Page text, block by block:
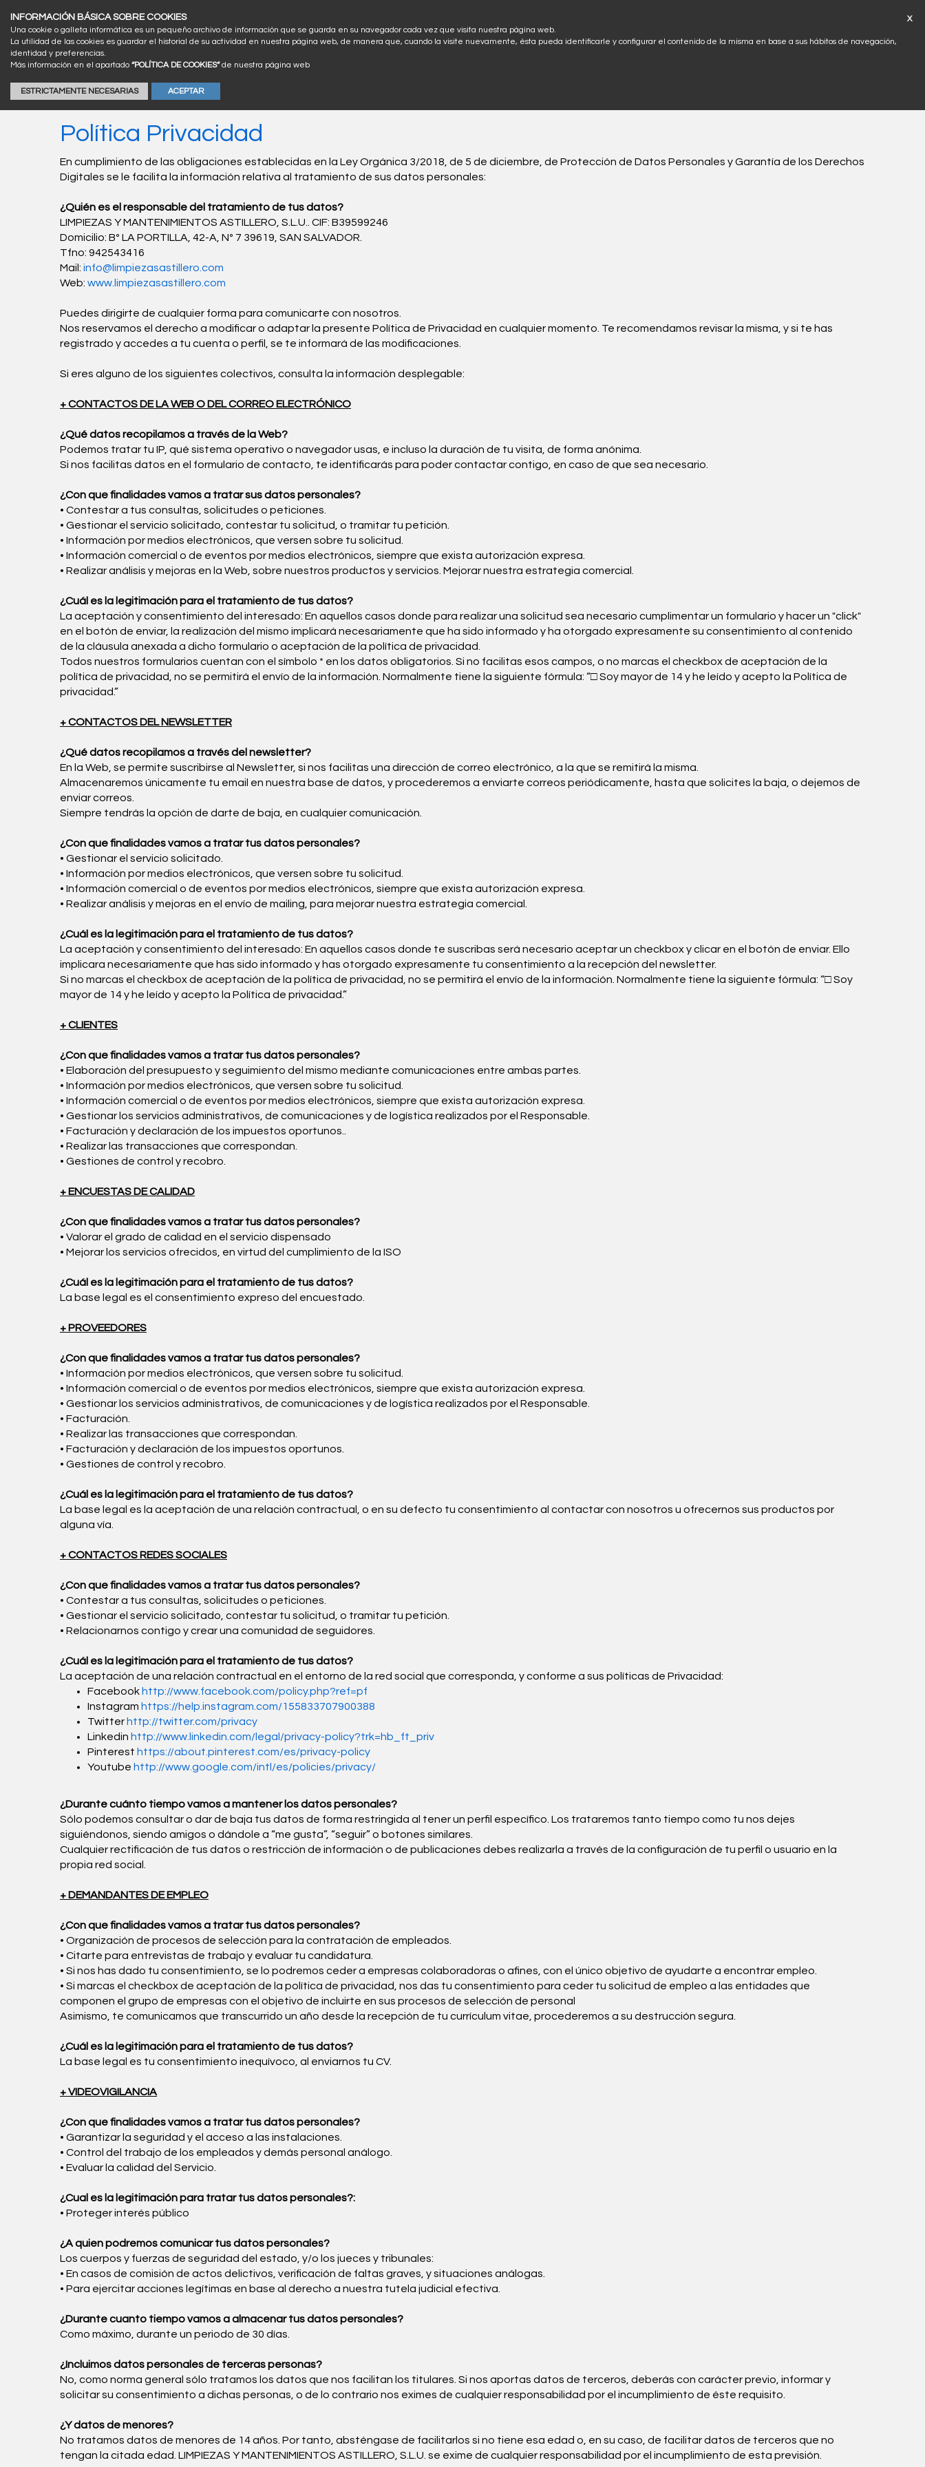
Política Privacidad
En cumplimiento de las obligaciones establecidas en la Ley Orgánica 3/2018, de 5 de diciembre, de Protección de Datos Personales y Garantía de los Derechos
Digitales se le facilita la información relativa al tratamiento de sus datos personales:
¿Quién es el responsable del tratamiento de tus datos?
LIMPIEZAS Y MANTENIMIENTOS ASTILLERO, S.L.U.. CIF: B39599246
Domicilio: Bº LA PORTILLA, 42-A, Nº 7 39619, SAN SALVADOR.
Tfno: 942543416
Mail: info@limpiezasastillero.com
Web: www.limpiezasastillero.com
Puedes dirigirte de cualquier forma para comunicarte con nosotros.
Nos reservamos el derecho a modificar o adaptar la presente Política de Privacidad en cualquier momento. Te recomendamos revisar la misma, y si te has
registrado y accedes a tu cuenta o perfil, se te informará de las modificaciones.
Si eres alguno de los siguientes colectivos, consulta la información desplegable:
+ CONTACTOS DE LA WEB O DEL CORREO ELECTRÓNICO
¿Qué datos recopilamos a través de la Web?
Podemos tratar tu IP, qué sistema operativo o navegador usas, e incluso la duración de tu visita, de forma anónima.
Si nos facilitas datos en el formulario de contacto, te identificarás para poder contactar contigo, en caso de que sea necesario.
¿Con que finalidades vamos a tratar sus datos personales?
• Contestar a tus consultas, solicitudes o peticiones.
• Gestionar el servicio solicitado, contestar tu solicitud, o tramitar tu petición.
• Información por medios electrónicos, que versen sobre tu solicitud.
• Información comercial o de eventos por medios electrónicos, siempre que exista autorización expresa.
• Realizar análisis y mejoras en la Web, sobre nuestros productos y servicios. Mejorar nuestra estrategia comercial.
¿Cuál es la legitimación para el tratamiento de tus datos?
La aceptación y consentimiento del interesado: En aquellos casos donde para realizar una solicitud sea necesario cumplimentar un formulario y hacer un "click"
en el botón de enviar, la realización del mismo implicará necesariamente que ha sido informado y ha otorgado expresamente su consentimiento al contenido
de la cláusula anexada a dicho formulario o aceptación de la política de privacidad.
Todos nuestros formularios cuentan con el símbolo * en los datos obligatorios. Si no facilitas esos campos, o no marcas el checkbox de aceptación de la
política de privacidad, no se permitirá el envío de la información. Normalmente tiene la siguiente fórmula: “□ Soy mayor de 14 y he leído y acepto la Política de
privacidad.”
+ CONTACTOS DEL NEWSLETTER
¿Qué datos recopilamos a través del newsletter?
En la Web, se permite suscribirse al Newsletter, si nos facilitas una dirección de correo electrónico, a la que se remitirá la misma.
Almacenaremos únicamente tu email en nuestra base de datos, y procederemos a enviarte correos periódicamente, hasta que solicites la baja, o dejemos de
enviar correos.
Siempre tendrás la opción de darte de baja, en cualquier comunicación.
¿Con que finalidades vamos a tratar tus datos personales?
• Gestionar el servicio solicitado.
• Información por medios electrónicos, que versen sobre tu solicitud.
• Información comercial o de eventos por medios electrónicos, siempre que exista autorización expresa.
• Realizar análisis y mejoras en el envío de mailing, para mejorar nuestra estrategia comercial.
¿Cuál es la legitimación para el tratamiento de tus datos?
La aceptación y consentimiento del interesado: En aquellos casos donde te suscribas será necesario aceptar un checkbox y clicar en el botón de enviar. Ello
implicara necesariamente que has sido informado y has otorgado expresamente tu consentimiento a la recepción del newsletter.
Si no marcas el checkbox de aceptación de la política de privacidad, no se permitirá el envío de la información. Normalmente tiene la siguiente fórmula: “□ Soy
mayor de 14 y he leído y acepto la Política de privacidad.”
+ CLIENTES
¿Con que finalidades vamos a tratar tus datos personales?
• Elaboración del presupuesto y seguimiento del mismo mediante comunicaciones entre ambas partes.
• Información por medios electrónicos, que versen sobre tu solicitud.
• Información comercial o de eventos por medios electrónicos, siempre que exista autorización expresa.
• Gestionar los servicios administrativos, de comunicaciones y de logística realizados por el Responsable.
• Facturación y declaración de los impuestos oportunos..
• Realizar las transacciones que correspondan.
• Gestiones de control y recobro.
+ ENCUESTAS DE CALIDAD
¿Con que finalidades vamos a tratar tus datos personales?
• Valorar el grado de calidad en el servicio dispensado
• Mejorar los servicios ofrecidos, en virtud del cumplimiento de la ISO
¿Cuál es la legitimación para el tratamiento de tus datos?
La base legal es el consentimiento expreso del encuestado.
+ PROVEEDORES
¿Con que finalidades vamos a tratar tus datos personales?
• Información por medios electrónicos, que versen sobre tu solicitud.
• Información comercial o de eventos por medios electrónicos, siempre que exista autorización expresa.
• Gestionar los servicios administrativos, de comunicaciones y de logística realizados por el Responsable.
• Facturación.
• Realizar las transacciones que correspondan.
• Facturación y declaración de los impuestos oportunos.
• Gestiones de control y recobro.
¿Cuál es la legitimación para el tratamiento de tus datos?
La base legal es la aceptación de una relación contractual, o en su defecto tu consentimiento al contactar con nosotros u ofrecernos sus productos por
alguna vía.
+ CONTACTOS REDES SOCIALES
¿Con que finalidades vamos a tratar tus datos personales?
• Contestar a tus consultas, solicitudes o peticiones.
• Gestionar el servicio solicitado, contestar tu solicitud, o tramitar tu petición.
• Relacionarnos contigo y crear una comunidad de seguidores.
¿Cuál es la legitimación para el tratamiento de tus datos?
La aceptación de una relación contractual en el entorno de la red social que corresponda, y conforme a sus políticas de Privacidad:
Facebook http://www.facebook.com/policy.php?ref=pf
Instagram https://help.instagram.com/155833707900388
Twitter http://twitter.com/privacy
Linkedin http://www.linkedin.com/legal/privacy-policy?trk=hb_ft_priv
Pinterest https://about.pinterest.com/es/privacy-policy
Youtube http://www.google.com/intl/es/policies/privacy/
¿Durante cuánto tiempo vamos a mantener los datos personales?
Sólo podemos consultar o dar de baja tus datos de forma restringida al tener un perfil específico. Los trataremos tanto tiempo como tu nos dejes
siguiéndonos, siendo amigos o dándole a “me gusta”, “seguir” o botones similares.
Cualquier rectificación de tus datos o restricción de información o de publicaciones debes realizarla a través de la configuración de tu perfil o usuario en la
propia red social.
+ DEMANDANTES DE EMPLEO
¿Con que finalidades vamos a tratar tus datos personales?
• Organización de procesos de selección para la contratación de empleados.
• Citarte para entrevistas de trabajo y evaluar tu candidatura.
• Si nos has dado tu consentimiento, se lo podremos ceder a empresas colaboradoras o afines, con el único objetivo de ayudarte a encontrar empleo.
• Si marcas el checkbox de aceptación de la política de privacidad, nos das tu consentimiento para ceder tu solicitud de empleo a las entidades que
componen el grupo de empresas con el objetivo de incluirte en sus procesos de selección de personal
Asimismo, te comunicamos que transcurrido un año desde la recepción de tu currículum vitae, procederemos a su destrucción segura.
¿Cuál es la legitimación para el tratamiento de tus datos?
La base legal es tu consentimiento inequívoco, al enviarnos tu CV.
+ VIDEOVIGILANCIA
¿Con que finalidades vamos a tratar tus datos personales?
• Garantizar la seguridad y el acceso a las instalaciones.
• Control del trabajo de los empleados y demás personal análogo.
• Evaluar la calidad del Servicio.
¿Cual es la legitimación para tratar tus datos personales?:
• Proteger interés público
¿A quien podremos comunicar tus datos personales?
Los cuerpos y fuerzas de seguridad del estado, y/o los jueces y tribunales:
• En casos de comisión de actos delictivos, verificación de faltas graves, y situaciones análogas.
• Para ejercitar acciones legítimas en base al derecho a nuestra tutela judicial efectiva.
¿Durante cuanto tiempo vamos a almacenar tus datos personales?
Como máximo, durante un periodo de 30 días.
¿Incluimos datos personales de terceras personas?
No, como norma general sólo tratamos los datos que nos facilitan los titulares. Si nos aportas datos de terceros, deberás con carácter previo, informar y
solicitar su consentimiento a dichas personas, o de lo contrario nos eximes de cualquier responsabilidad por el incumplimiento de éste requisito.
¿Y datos de menores?
No tratamos datos de menores de 14 años. Por tanto, absténgase de facilitarlos si no tiene esa edad o, en su caso, de facilitar datos de terceros que no
tengan la citada edad. LIMPIEZAS Y MANTENIMIENTOS ASTILLERO, S.L.U. se exime de cualquier responsabilidad por el incumplimiento de esta previsión.
X
INFORMACIÓN BÁSICA SOBRE COOKIES
Una cookie o galleta informática es un pequeño archivo de información que se guarda en su navegador cada vez que visita nuestra página web.
La utilidad de las cookies es guardar el historial de su actividad en nuestra página web, de manera que, cuando la visite nuevamente, ésta pueda identificarle y configurar el contenido de la misma en base a sus hábitos de navegación,
identidad y preferencias.
Más información en el apartado “POLÍTICA DE COOKIES”de nuestra página web
ESTRICTAMENTE NECESARIAS ACEPTAR